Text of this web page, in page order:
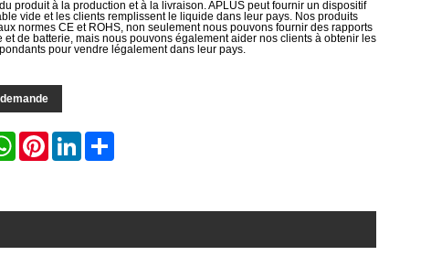
produit à la production et à la livraison. APLUS peut fournir un dispositif
vide et les clients remplissent le liquide dans leur pays. Nos produits
normes CE et ROHS, non seulement nous pouvons fournir des rapports
et de batterie, mais nous pouvons également aider nos clients à obtenir les
pour vendre légalement dans leur pays.
WhatsAppPinterestLinkedIn